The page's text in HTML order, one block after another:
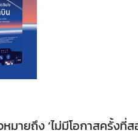
ายถึง ‘ไม่มีโอกาสครั้งที่ส